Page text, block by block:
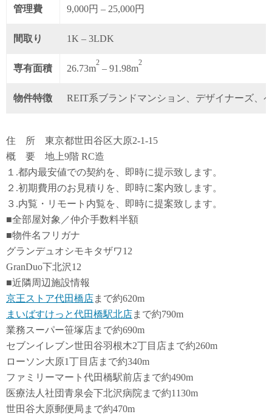
管理費 9,000円 – 25,000円
間取り 1K – 3LDK
専有面積 26.73m
2
– 91.98m
2
物件特徴 REIT系ブランドマンション、デザイナーズ、
住 所 東京都世田谷区大原2-1-15
概 要 地上9階 RC造
１.都内最安値での契約を、即時に提示致します。
２.初期費用のお見積りを、即時に案内致します。
３.内覧・リモート内覧を、即時に提案致します。
■全部屋対象／仲介手数料半額
■物件名フリガナ
グランデュオシモキタザワ12
GranDuo下北沢12
■近隣周辺施設情報
京王ストア代田橋店まで約620m
まいばすけっと代田橋駅北店まで約790m
業務スーパー笹塚店まで約690m
セブンイレブン世田谷羽根木2丁目店まで約260m
ローソン大原1丁目店まで約340m
ファミリーマート代田橋駅前店まで約490m
医療法人社団青泉会下北沢病院まで約1130m
世田谷大原郵便局まで約470m